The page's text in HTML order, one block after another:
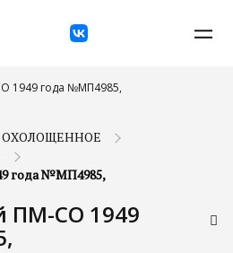
ОХОЛОЩЕННОЕ
года №МП4985,
ПМ-СО 1949